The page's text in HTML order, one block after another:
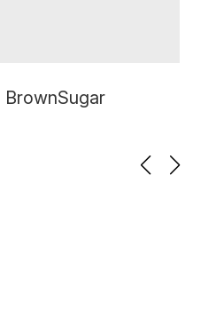
BrownSugar